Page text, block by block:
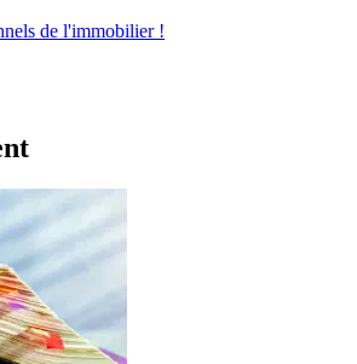
de l'immobilier!